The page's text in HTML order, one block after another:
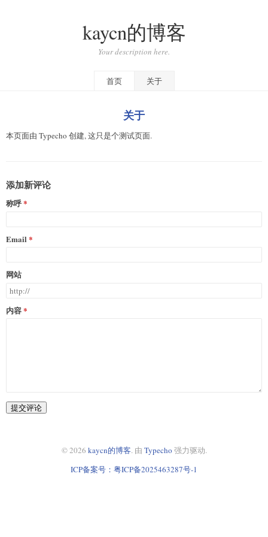
kaycn的博客
Your description here.
首页 关于
关于
本页面由 Typecho 创建, 这只是个测试页面.
添加新评论
称呼
Email
网站
内容
提交评论
© 2026 kaycn的博客. 由 Typecho 强力驱动.
ICP备案号：粤ICP备2025463287号-1